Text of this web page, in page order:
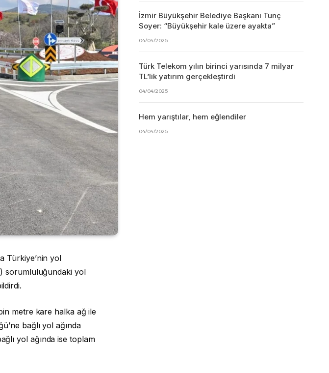
Türkiye’nin yol
sorumluluğundaki yol
metre kare halka ağ ile
bağlı yol ağında
yol ağında ise toplam
İzmir Büyükşehir Belediye Başkanı Tunç
Soyer: “Büyükşehir kale üzere ayakta”
04/04/2025
Türk Telekom yılın birinci yarısında 7 milyar
TL’lik yatırım gerçekleştirdi
04/04/2025
Hem yarıştılar, hem eğlendiler
04/04/2025